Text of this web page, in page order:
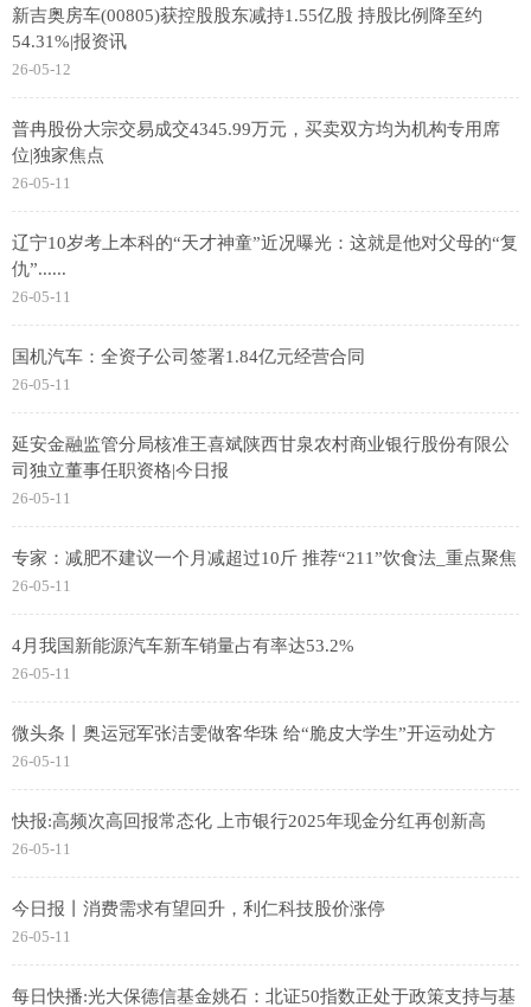
新吉奥房车(00805)获控股股东减持1.55亿股 持股比例降至约
54.31%|报资讯
26-05-12
普冉股份大宗交易成交4345.99万元，买卖双方均为机构专用席
位|独家焦点
26-05-11
辽宁10岁考上本科的“天才神童”近况曝光：这就是他对父母的“复
仇”......
26-05-11
国机汽车：全资子公司签署1.84亿元经营合同
26-05-11
延安金融监管分局核准王喜斌陕西甘泉农村商业银行股份有限公
司独立董事任职资格|今日报
26-05-11
专家：减肥不建议一个月减超过10斤 推荐“211”饮食法_重点聚焦
26-05-11
4月我国新能源汽车新车销量占有率达53.2%
26-05-11
微头条丨奥运冠军张洁雯做客华珠 给“脆皮大学生”开运动处方
26-05-11
快报:高频次高回报常态化 上市银行2025年现金分红再创新高
26-05-11
今日报丨消费需求有望回升，利仁科技股价涨停
26-05-11
每日快播:光大保德信基金姚石：北证50指数正处于政策支持与基